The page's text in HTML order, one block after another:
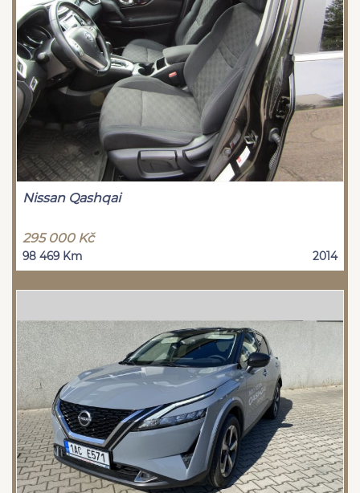
Nissan Qashqai
295 000 Kč
98 469 Km 2014